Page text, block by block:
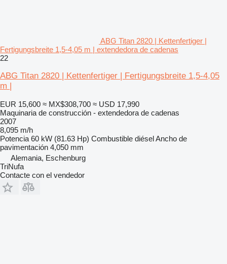
ABG Titan 2820 | Kettenfertiger |
Fertigungsbreite 1,5-4,05 m | extendedora de cadenas
22
ABG Titan 2820 | Kettenfertiger | Fertigungsbreite 1,5-4,05
m |
EUR 15,600 ≈ MX$308,700 ≈ USD 17,990
Maquinaria de construcción - extendedora de cadenas
2007
8,095 m/h
Potencia 60 kW (81.63 Hp) Combustible diéselAncho de
pavimentación 4,050 mm
Alemania, Eschenburg
TriNufa
Contacte con el vendedor